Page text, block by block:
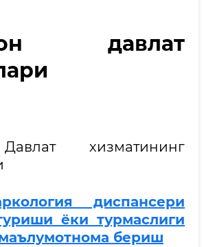
давлат
хизматининг
диспансери
ёки турмаслиги
бериш